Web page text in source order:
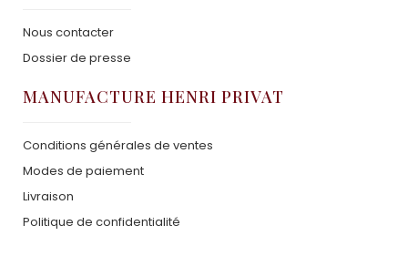
Nous contacter
Dossier de presse
MANUFACTURE HENRI PRIVAT
Conditions générales de ventes
Modes de paiement
Livraison
Politique de confidentialité